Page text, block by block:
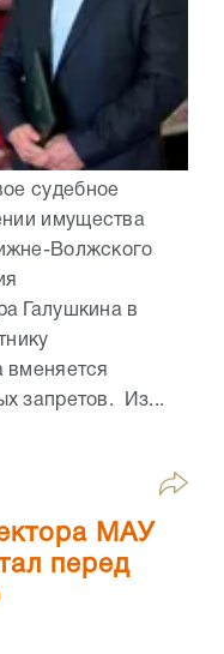
судебное
имущества
Волжского
Галушкина в
вменяется
запретов. Из...
МАУ
перед